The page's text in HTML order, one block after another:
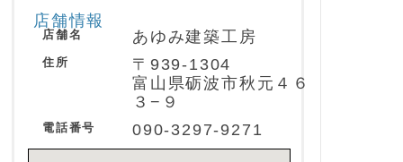
店舗情報
店舗名 あゆみ建築工房
住所
〒939-1304
富山県砺波市秋元４６
３−９
電話番号 090‐3297‐9271